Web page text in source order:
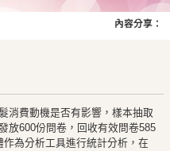
消費動機是否有影響，樣本抽取
放600份問卷，回收有效問卷585
為分析工具進行統計分析，在
內容分享：